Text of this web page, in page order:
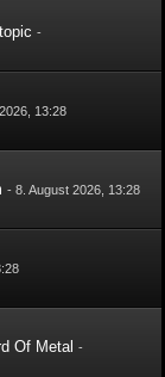
-
13:28
-8. August 2026, 13:28
Of Metal -